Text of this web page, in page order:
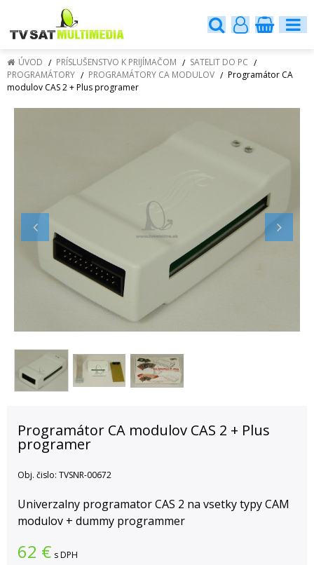
ÚVOD PRÍSLUŠENSTVO K PRIJÍMAČOM
SATELIT DO PC
PROGRAMÁTORY
PROGRAMÁTORY CA MODULOV
Programátor CA
modulov CAS 2 + Plus programer
Programátor CA modulov CAS 2 + Plus
programer
Obj. čislo: TVSNR-00672
Univerzalny programator CAS 2 na vsetky typy CAM
modulov + dummy programmer
62 € s DPH